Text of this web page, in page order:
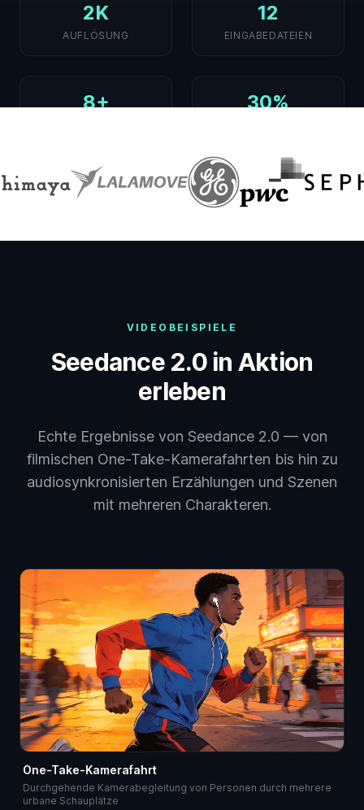
2K
AUFLÖSUNG
12
EINGABEDATEIEN
8+ 30%
VIDEOBEISPIELE
Seedance 2.0 in Aktion
erleben
Echte Ergebnisse von Seedance 2.0 — von
filmischen One-Take-Kamerafahrten bis hin zu
audiosynkronisierten Erzählungen und Szenen
mit mehreren Charakteren.
One-Take-Kamerafahrt
Durchgehende Kamerabegleitung von Personen durch mehrere
urbane Schauplätze